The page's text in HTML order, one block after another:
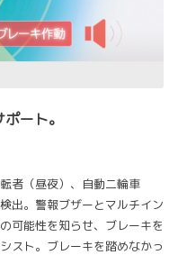
ート。
者（昼夜）、自動二輪車
出。警報ブザーとマルチイン
可能性を知らせ、ブレーキを
スト。ブレーキを踏めなかっ